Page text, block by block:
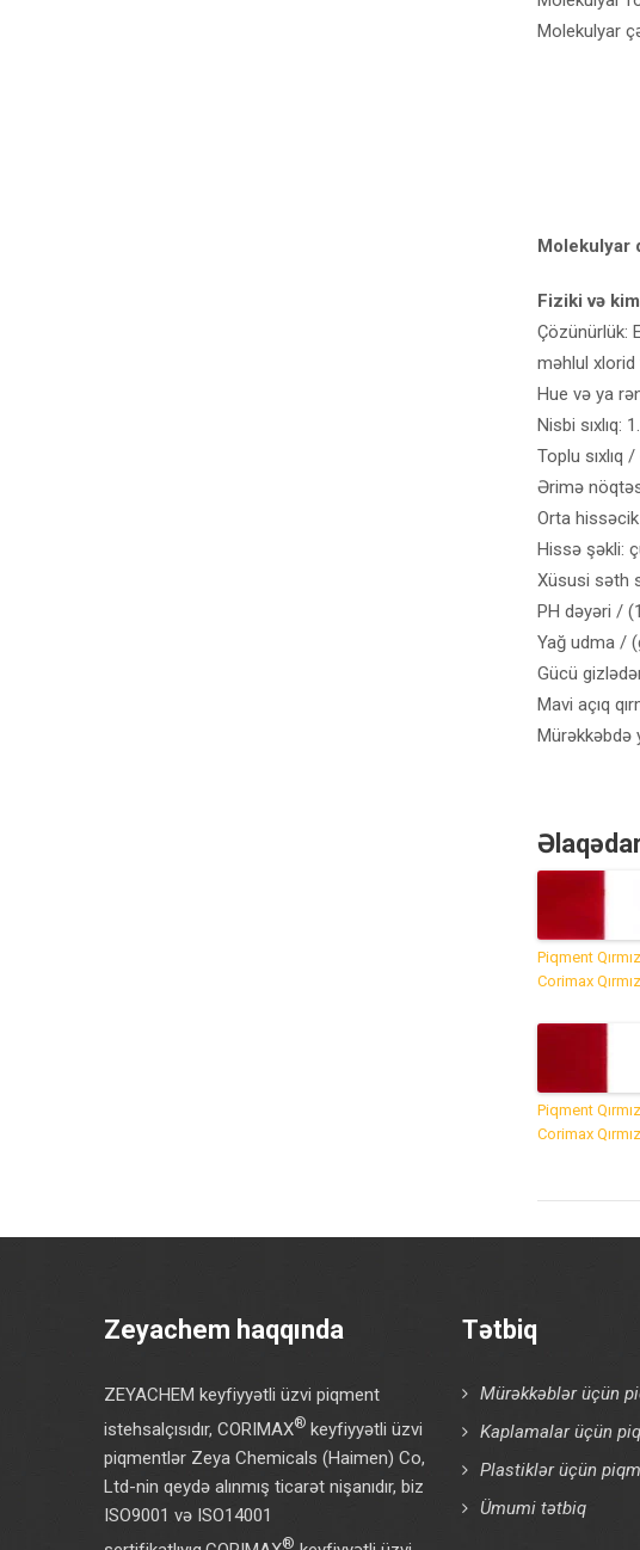
Molekulyar
Molekulyar
Fiziki və
Çözünürlük:
məhlul
Hue və ya
Nisbi sıxlıq:
Toplu sıxlıq
Ərimə
Orta
Hissə şəkli:
Xüsusi səth
PH dəyəri /
Yağ udma /
Gücü
Mavi açıq
Mürəkkəbdə
Piqment
Corimax
Piqment
Corimax
Zeyachem haqqında
ZEYACHEM keyfiyyətli üzvi piqment
istehsalçısıdır, CORIMAX® keyfiyyətli üzvi
piqmentlər Zeya Chemicals (Haimen) Co,
Ltd-nin qeydə alınmış ticarət nişanıdır, biz
ISO9001 və ISO14001
®
Tətbiq
Mürəkkəblər üçün
Kaplamalar üçün
Plastiklər üçün
Ümumi tətbiq